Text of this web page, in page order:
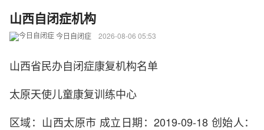
山西自闭症机构
今日自闭症 2026-08-06 05:53
山西省民办自闭症康复机构名单
太原天使儿童康复训练中心
区域：山西太原市 成立日期：2019-09-18 创始人：